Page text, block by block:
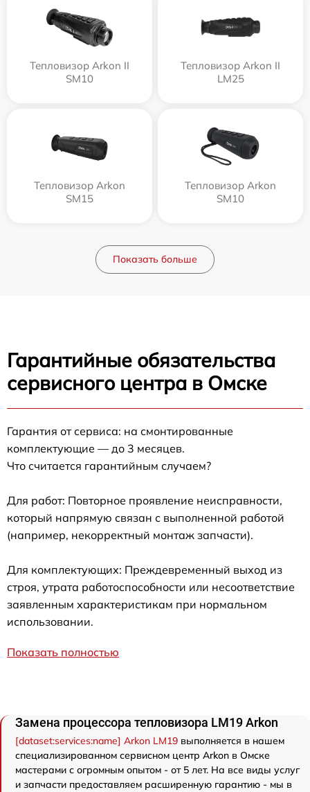
Тепловизор Arkon II
SM10
Тепловизор Arkon II
LM25
Тепловизор Arkon
SM15
Тепловизор Arkon
SM10
Показать больше
Гарантийные обязательства
сервисного центра в Омске
Гарантия от сервиса: на смонтированные
комплектующие — до 3 месяцев.
Что считается гарантийным случаем?
Для работ: Повторное проявление неисправности,
который напрямую связан с выполненной работой
(например, некорректный монтаж запчасти).
Для комплектующих: Преждевременный выход из
строя, утрата работоспособности или несоответствие
заявленным характеристикам при нормальном
использовании.
Показать полностью
Замена процессора тепловизора LM19 Arkon
[dataset:services:name] Arkon LM19 выполняется в нашем
специализированном сервисном центр Arkon в Омске
мастерами с огромным опытом - от 5 лет. На все виды услуг
и запчасти предоставляем расширенную гарантию - мы в